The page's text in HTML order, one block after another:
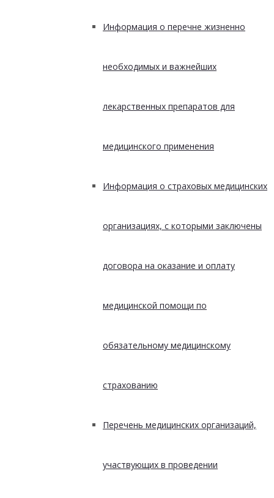
Информация о перечне жизненно
необходимых и важнейших
лекарственных препаратов для
медицинского применения
Информация о страховых медицинских
организациях, с которыми заключены
договора на оказание и оплату
медицинской помощи по
обязательному медицинскому
страхованию
Перечень медицинских организаций,
участвующих в проведении